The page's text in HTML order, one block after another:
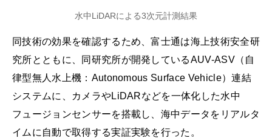
水中LiDARによる3次元計測結果
同技術の効果を確認するため、富士通は海上技術安全研
究所とともに、同研究所が開発しているAUV-ASV（自
律型無人水上機：Autonomous Surface Vehicle）連結
システムに、カメラやLiDARなどを一体化した水中
フュージョンセンサーを搭載し、海中データをリアルタ
イムに自動で取得する実証実験を行った。